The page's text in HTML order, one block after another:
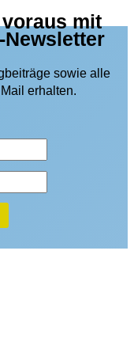
mit
Newsletter
sowie alle
erhalten.